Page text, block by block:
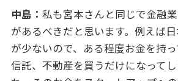
中島： 私も宮本さんと同じで金融
があるべきだと思います。例えば
が少ないので、ある程度お金を持
信託、不動産を買うだけになって